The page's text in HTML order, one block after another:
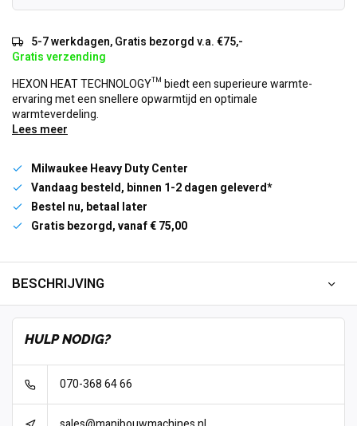
5-7 werkdagen, Gratis bezorgd v.a. €75,-
Gratis verzending
HEXON HEAT TECHNOLOGY™ biedt een superieure warmte-
ervaring met een snellere opwarmtijd en optimale
warmteverdeling.
Lees meer
Milwaukee Heavy Duty Center
Vandaag besteld, binnen 1-2 dagen geleverd*
Bestel nu, betaal later
Gratis bezorgd, vanaf € 75,00
BESCHRIJVING
HULP NODIG?
070-368 64 66